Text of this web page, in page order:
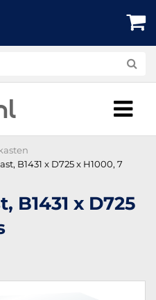
B1431 x D725 x H1000, 7
B1431 x D725